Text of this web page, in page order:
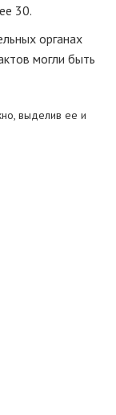
30.
органах
могли быть
выделив ее и